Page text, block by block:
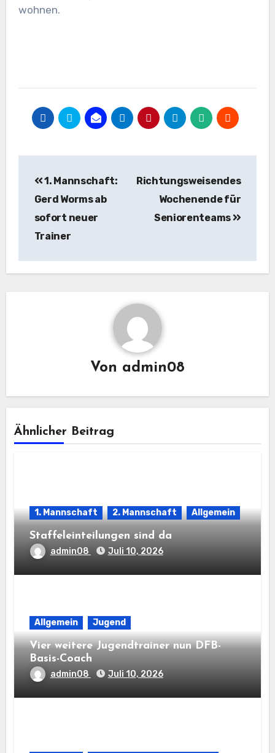
wohnen.
1. Mannschaft:
Gerd Worms ab
sofort neuer
Trainer
Richtungsweisendes
Wochenende für
Seniorenteams
Von admin08
Ähnlicher Beitrag
1. Mannschaft 2. Mannschaft Allgemein
Staffeleinteilungen sind da
admin08 Juli 10, 2026
Allgemein Jugend
Vier weitere Jugendtrainer nun DFB-
Basis-Coach
admin08 Juli 10, 2026